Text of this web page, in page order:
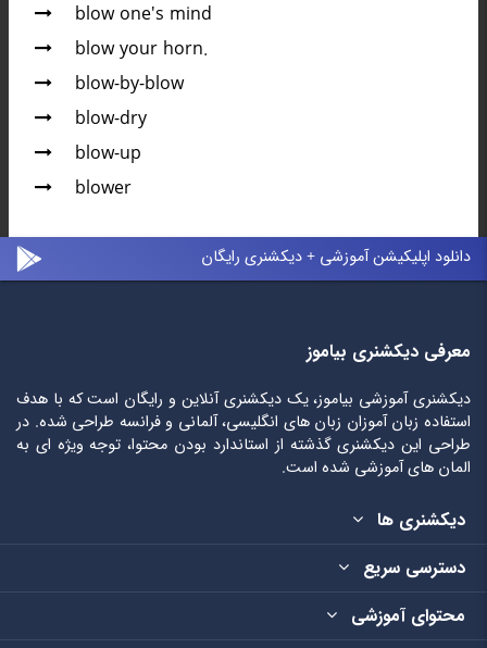
blow one's mind
blow your horn.
blow-by-blow
blow-dry
blow-up
blower
دانلود اپلیکیشن آموزشی + دیکشنری رایگان
معرفی دیکشنری بیاموز
دیکشنری آموزشی بیاموز، یک دیکشنری آنلاین و رایگان است که با هدف
استفاده زبان آموزان زبان های انگلیسی، آلمانی و فرانسه طراحی شده. در
طراحی این دیکشنری گذشته از استاندارد بودن محتوا، توجه ویژه ای به
المان های آموزشی شده است.
دیکشنری ها
دسترسی سریع
محتوای آموزشی